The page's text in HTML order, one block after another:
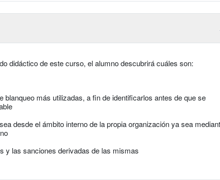
didáctico de este curso, el alumno descubrirá cuáles son:
blanqueo más utilizadas, a fin de identificarlos antes de que se
desde el ámbito interno de la propia organización ya sea
y las sanciones derivadas de las mismas